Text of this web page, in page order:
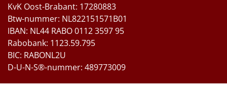
KvK Oost-Brabant: 17280883
Btw-nummer: NL822151571B01
IBAN: NL44 RABO 0112 3597 95
Rabobank: 1123.59.795
BIC: RABONL2U
D-U-N-S®-nummer: 489773009